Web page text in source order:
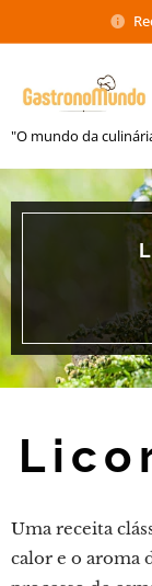
"O mundo da
Uma receita
calor e o aroma